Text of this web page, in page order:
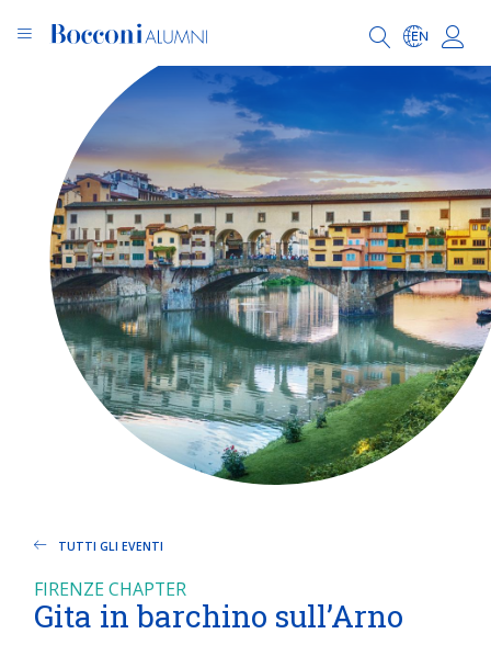
TUTTI GLI EVENTI
FIRENZE CHAPTER
Gita in barchino sull’Arno